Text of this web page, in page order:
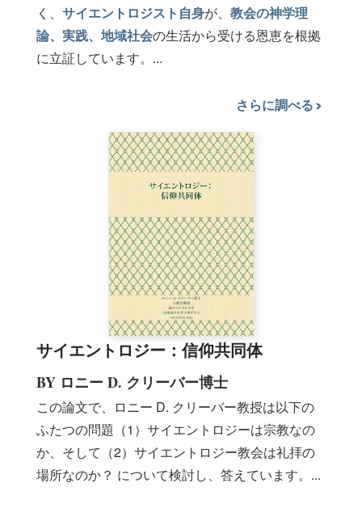
く、 サイエントロジスト自身が、 教会の神学理
論、実践、地域社会の生活から受ける恩恵を根拠
に立証しています。...
さらに調べる
サイエントロジー：信仰共同体
BY ロニー D. クリーバー博士
この論文で、ロニー D. クリーバー教授は以下の
ふたつの問題（1）サイエントロジーは宗教なの
か、そして（2）サイエントロジー教会は礼拝の
場所なのか？ について検討し、答えています。...